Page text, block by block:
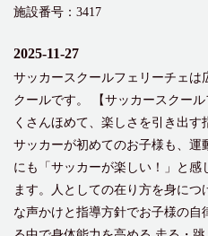
施設番号：3417
2025-11-27
サッカースクールフェリーチェは
クールです。 【サッカースクー
くさんほめて、楽しさを引き出す
サッカーが初めてのお子様も、運
にも「サッカーが楽しい！」と
ます。人としての在り方を身に
な声かけと指導方針でお子様の自